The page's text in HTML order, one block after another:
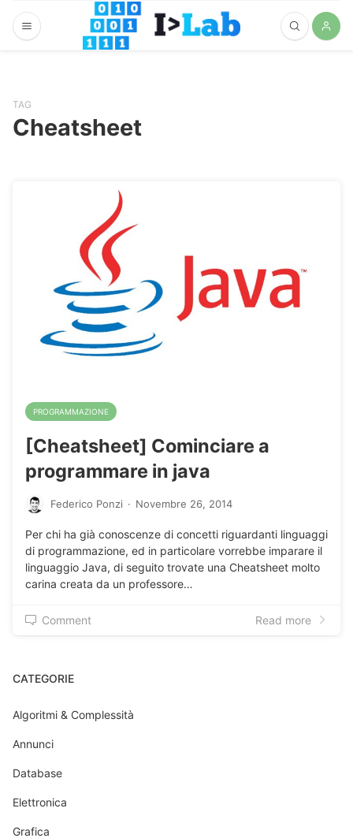
TAG
Cheatsheet
PROGRAMMAZIONE
[Cheatsheet] Cominciare a
programmare in java
Federico Ponzi · Novembre 26, 2014
Per chi ha già conoscenze di concetti riguardanti linguaggi
di programmazione, ed in particolare vorrebbe imparare il
linguaggio Java, di seguito trovate una Cheatsheet molto
carina creata da un professore…
Comment Read more
CATEGORIE
Algoritmi & Complessità
Annunci
Database
Elettronica
Grafica